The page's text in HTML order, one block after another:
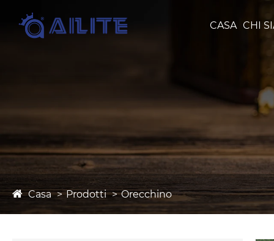
CASA CHI
Casa Prodotti Orecchino